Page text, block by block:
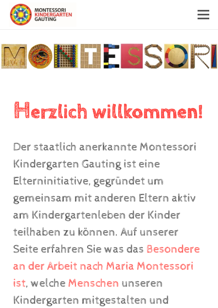
Herzlich willkommen!
Der staatlich anerkannte Montessori
Kindergarten Gauting ist eine
Elterninitiative, gegründet um
gemeinsam mit anderen Eltern aktiv
am Kindergartenleben der Kinder
teilhaben zu können. Auf unserer
Seite erfahren Sie was das Besondere
an der Arbeit nach Maria Montessori
ist, welche Menschen unseren
Kindergarten mitgestalten und